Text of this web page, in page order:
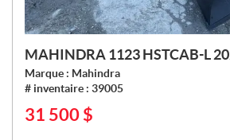
MAHINDRA 1123 HSTCAB-L
Marque : Mahindra
# inventaire : 39005
P
31 500 $